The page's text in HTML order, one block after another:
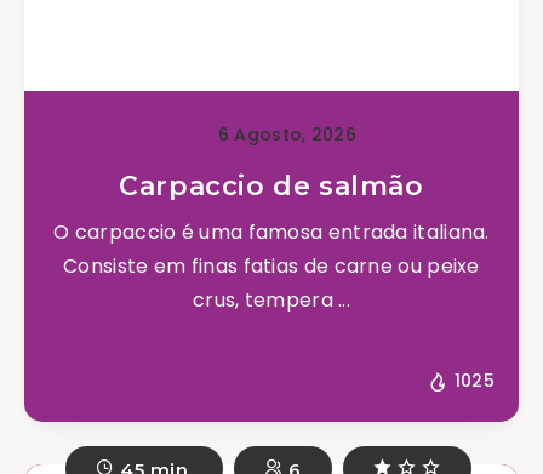
6 Agosto, 2026
Carpaccio de salmão
O carpaccio é uma famosa entrada italiana.
Consiste em finas fatias de carne ou peixe
crus, tempera ...
1025